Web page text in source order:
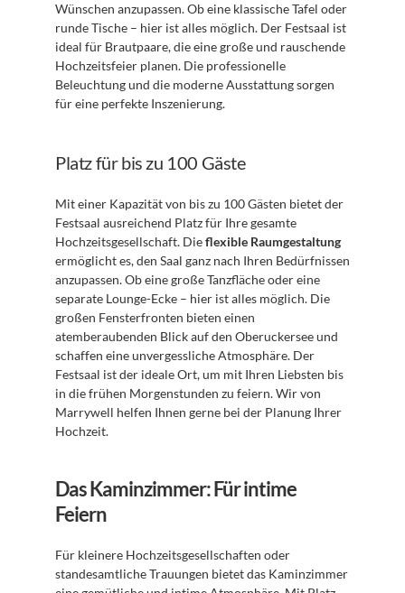
Wünschen anzupassen. Ob eine klassische Tafel oder
runde Tische – hier ist alles möglich. Der Festsaal ist
ideal für Brautpaare, die eine große und rauschende
Hochzeitsfeier planen. Die professionelle
Beleuchtung und die moderne Ausstattung sorgen
für eine perfekte Inszenierung.
Platz für bis zu 100 Gäste
Mit einer Kapazität von bis zu 100 Gästen bietet der
Festsaal ausreichend Platz für Ihre gesamte
Hochzeitsgesellschaft. Die flexible Raumgestaltung
ermöglicht es, den Saal ganz nach Ihren Bedürfnissen
anzupassen. Ob eine große Tanzfläche oder eine
separate Lounge-Ecke – hier ist alles möglich. Die
großen Fensterfronten bieten einen
atemberaubenden Blick auf den Oberuckersee und
schaffen eine unvergessliche Atmosphäre. Der
Festsaal ist der ideale Ort, um mit Ihren Liebsten bis
in die frühen Morgenstunden zu feiern. Wir von
Marrywell helfen Ihnen gerne bei der Planung Ihrer
Hochzeit.
Das Kaminzimmer: Für intime
Feiern
Für kleinere Hochzeitsgesellschaften oder
standesamtliche Trauungen bietet das Kaminzimmer